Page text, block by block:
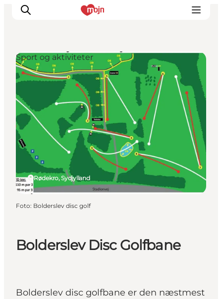
Oplevelser
Byer & Steder
Det sker
Overnatning
Planlæg din ferie
Booking
Bolderslev Disc Golfbane
Bolderslev disc golfbane er den næstmest
Rødekro, Sydjylland
Sport og aktiviteter
Foto: Bolderslev disc golf